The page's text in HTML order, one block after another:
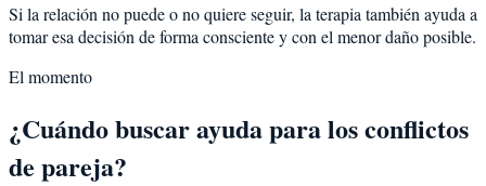
Si la relación no puede o no quiere seguir, la terapia también ayuda a
tomar esa decisión de forma consciente y con el menor daño posible.
El momento
¿Cuándo buscar ayuda para los conflictos
de pareja?